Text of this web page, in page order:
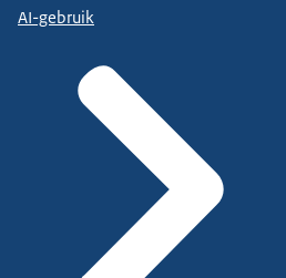
AI-gebruik